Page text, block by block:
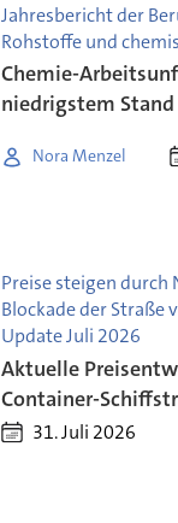
Jahresbericht der
Rohstoffe und
Chemie-
niedrigstem Stand
Nora Menzel
Preise steigen
Blockade der Straße
Update Juli 2026
Aktuelle
Container-
31. Juli 2026